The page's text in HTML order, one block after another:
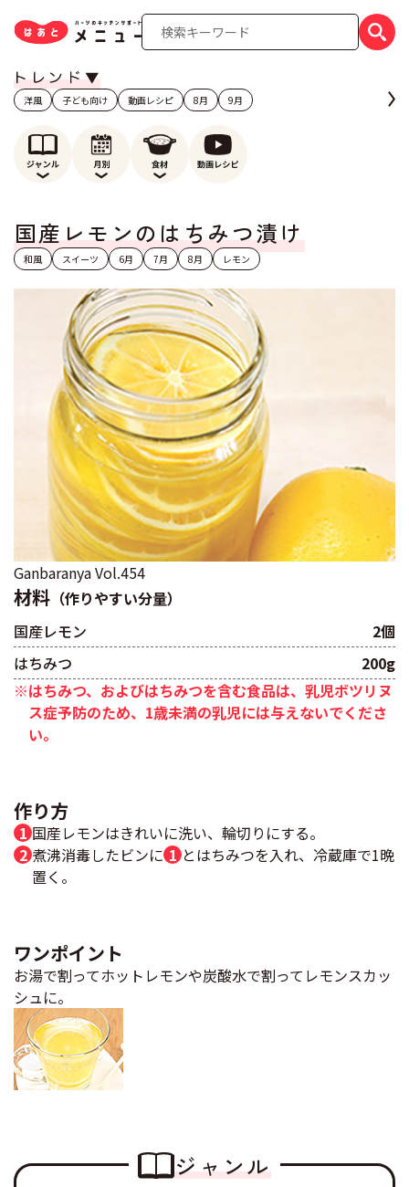
洋風 子ども向け 動画レシピ 8月 9月
国産レモンのはちみつ漬け
和風 スイーツ 6月 7月 8月 レモン
Ganbaranya Vol.454
材料 （作りやすい分量）
国産レモン
2個
はちみつ
200g
※はちみつ、およびはちみつを含む食品は、乳児ボツリヌ
ス症予防のため、1歳未満の乳児には与えないでくださ
い。
作り方
国産レモンはきれいに洗い、輪切りにする。
煮沸消毒したビンに 1 とはちみつを入れ、冷蔵庫で1晩
置く。
ワンポイント
お湯で割ってホットレモンや炭酸水で割ってレモンスカッ
シュに。
ジャンル